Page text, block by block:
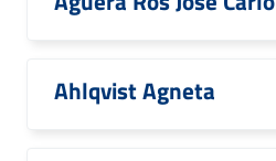
Ahlqvist Agneta